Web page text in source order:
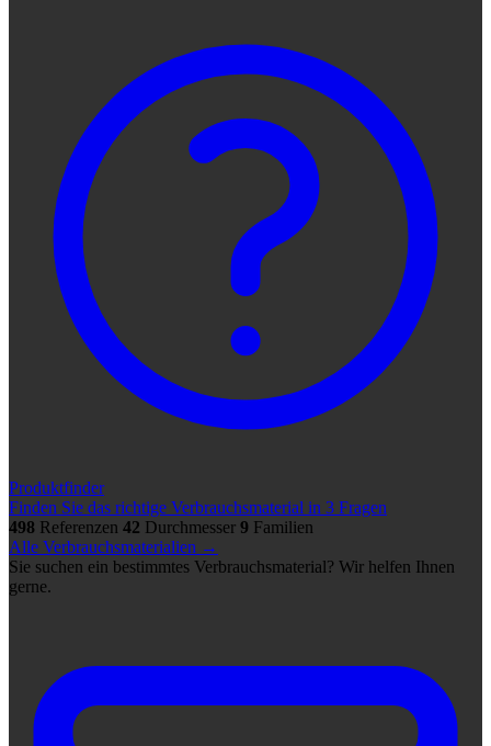
Produktfinder
Finden Sie das richtige Verbrauchsmaterial in 3 Fragen
498 Referenzen 42 Durchmesser 9 Familien
Alle Verbrauchsmaterialien →
Sie suchen ein bestimmtes Verbrauchsmaterial? Wir helfen Ihnen
gerne.